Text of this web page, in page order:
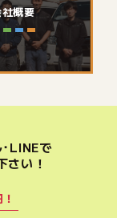
概要
･LINEで
さい！